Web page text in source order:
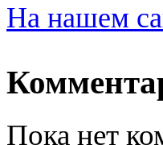
На нашем
Пока нет